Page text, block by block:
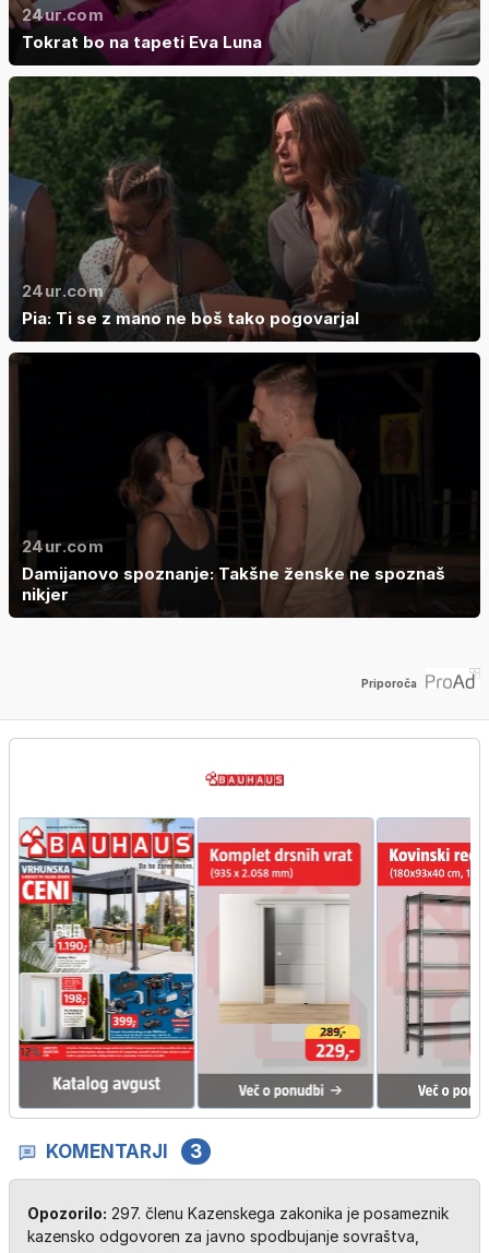
24ur.com
Tokrat bo na tapeti Eva Luna
24ur.com
Pia: Ti se z mano ne boš tako pogovarjal
24ur.com
Damijanovo spoznanje: Takšne ženske ne spoznaš
nikjer
Priporoča
KOMENTARJI 3
Opozorilo: 297. členu Kazenskega zakonika je posameznik
kazensko odgovoren za javno spodbujanje sovraštva,